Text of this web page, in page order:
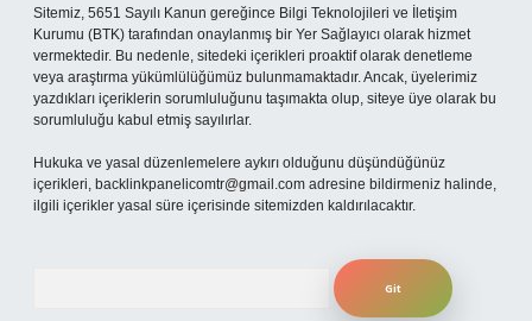
Sitemiz, 5651 Sayılı Kanun gereğince Bilgi Teknolojileri ve İletişim
Kurumu (BTK) tarafından onaylanmış bir Yer Sağlayıcı olarak hizmet
vermektedir. Bu nedenle, sitedeki içerikleri proaktif olarak denetleme
veya araştırma yükümlülüğümüz bulunmamaktadır. Ancak, üyelerimiz
yazdıkları içeriklerin sorumluluğunu taşımakta olup, siteye üye olarak bu
sorumluluğu kabul etmiş sayılırlar.
Hukuka ve yasal düzenlemelere aykırı olduğunu düşündüğünüz
içerikleri, backlinkpanelicomtr@gmail.com adresine bildirmeniz halinde,
ilgili içerikler yasal süre içerisinde sitemizden kaldırılacaktır.